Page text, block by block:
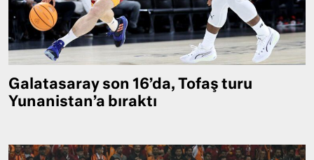
Galatasaray son 16’da, Tofaş turu
Yunanistan’a bıraktı